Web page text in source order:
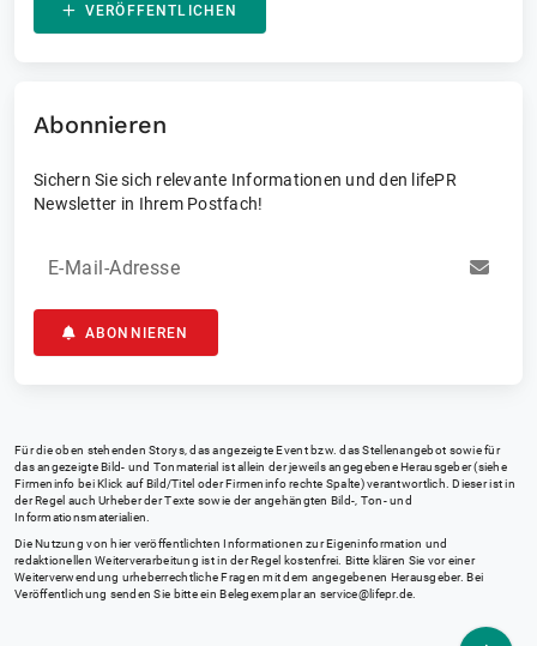
VERÖFFENTLICHEN
Abonnieren
Sichern Sie sich relevante Informationen und den lifePR
Newsletter in Ihrem Postfach!
E-Mail-Adresse
ABONNIEREN
Für die oben stehenden Storys, das angezeigte Event bzw. das Stellenangebot sowie für
das angezeigte Bild- und Tonmaterial ist allein der jeweils angegebene Herausgeber (siehe
Firmeninfo bei Klick auf Bild/Titel oder Firmeninfo rechte Spalte) verantwortlich. Dieser ist in
der Regel auch Urheber der Texte sowie der angehängten Bild-, Ton- und
Informationsmaterialien.
Die Nutzung von hier veröffentlichten Informationen zur Eigeninformation und
redaktionellen Weiterverarbeitung ist in der Regel kostenfrei. Bitte klären Sie vor einer
Weiterverwendung urheberrechtliche Fragen mit dem angegebenen Herausgeber. Bei
Veröffentlichung senden Sie bitte ein Belegexemplar an service@lifepr.de